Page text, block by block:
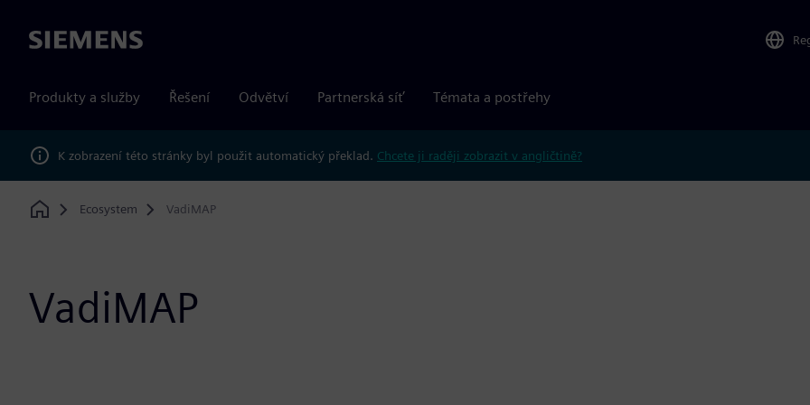
Siemens
Produkty a služby Řešení Odvětví Partnerská síť Témata a postřehy
K zobrazení této stránky byl použit automatický překlad. Chcete ji raději zobrazit v angličtině?
Home
Ecosystem VadiMAP
VadiMAP